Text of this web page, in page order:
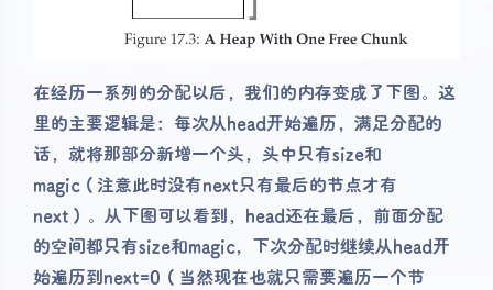
在经历一系列的分配以后，我们的内存变成了下图。这
里的主要逻辑是：每次从head开始遍历，满足分配的
话，就将那部分新增一个头，头中只有size和
magic（注意此时没有next只有最后的节点才有
next）。从下图可以看到，head还在最后，前面分配
的空间都只有size和magic，下次分配时继续从head开
始遍历到next=0（当然现在也就只需要遍历一个节